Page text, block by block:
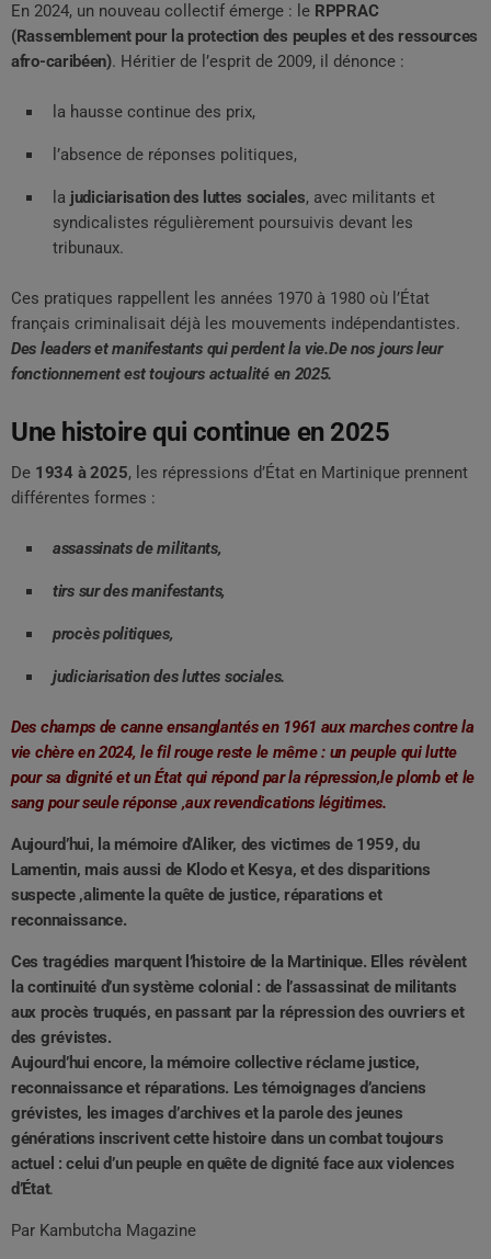
En 2024, un nouveau collectif émerge : le RPPRAC
(Rassemblement pour la protection des peuples et des ressources
afro-caribéen). Héritier de l’esprit de 2009, il dénonce :
la hausse continue des prix,
l’absence de réponses politiques,
la judiciarisation des luttes sociales, avec militants et
syndicalistes régulièrement poursuivis devant les
tribunaux.
Ces pratiques rappellent les années 1970 à 1980 où l’État
français criminalisait déjà les mouvements indépendantistes.
Des leaders et manifestants qui perdent la vie.De nos jours leur
fonctionnement est toujours actualité en 2025.
Une histoire qui continue en 2025
De 1934 à 2025, les répressions d’État en Martinique prennent
différentes formes :
assassinats de militants,
tirs sur des manifestants,
procès politiques,
judiciarisation des luttes sociales.
Des champs de canne ensanglantés en 1961 aux marches contre la
vie chère en 2024, le fil rouge reste le même : un peuple qui lutte
pour sa dignité et un État qui répond par la répression,le plomb et le
sang pour seule réponse ,aux revendications légitimes.
Aujourd’hui, la mémoire d’Aliker, des victimes de 1959, du
Lamentin, mais aussi de Klodo et Kesya, et des disparitions
suspecte ,alimente la quête de justice, réparations et
reconnaissance.
Ces tragédies marquent l’histoire de la Martinique. Elles révèlent
la continuité d’un système colonial : de l’assassinat de militants
aux procès truqués, en passant par la répression des ouvriers et
des grévistes.
Aujourd’hui encore, la mémoire collective réclame justice,
reconnaissance et réparations. Les témoignages d’anciens
grévistes, les images d’archives et la parole des jeunes
générations inscrivent cette histoire dans un combat toujours
actuel : celui d’un peuple en quête de dignité face aux violences
d’État.
Par Kambutcha Magazine